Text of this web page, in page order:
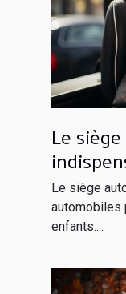
Le
enfant à
Le siège
automobiles
enfants....